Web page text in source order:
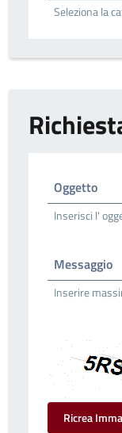
Seleziona la
Oggetto
Inserisci l'
Messaggio
Inserire
Ricrea